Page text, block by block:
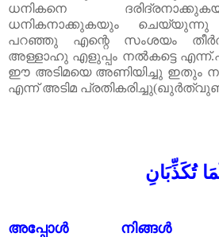
ധനികനെ
ധനികനാക്കുകയും ചെയ്യുന്നു
പറഞ്ഞു എന്റെ സംശയം
അള്ളാഹു എളുപ്പം നൽകട്ടെ
ഈ അടിമയെ അണിയിച്ചു ഇതും
എന്ന് അടിമ
تُكَذِّبَانِ
അപ്പോൾ നിങ്ങൾ